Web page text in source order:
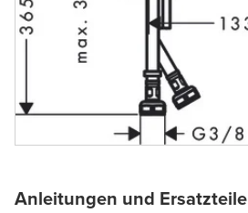
Anleitungen und Ersatzteile